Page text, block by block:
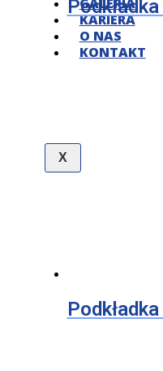
KARIERA
O NAS
KONTAKT
X